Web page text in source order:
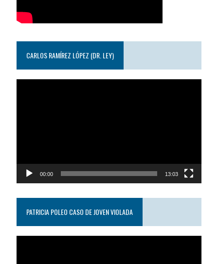
CARLOS RAMÍREZ LÓPEZ (DR. LEY)
00:00 13:03
PATRICIA POLEO CASO DE JOVEN VIOLADA